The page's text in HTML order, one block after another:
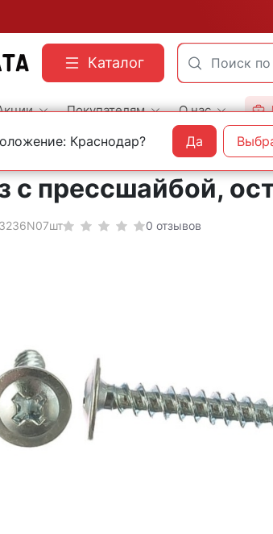
Каталог
Покупателям О нас
Саморезы С прессшайбой С прессшайбой острые
с прессшайбой,
0 отзывов
Краснодар? Да